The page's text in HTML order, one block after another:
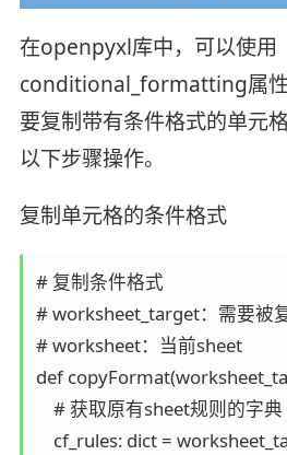
在openpyxl库中，可以使用
conditional_formatting属性
要复制带有条件格式的单元
以下步骤操作。
复制单元格的条件格式
# 复制条件格式
# worksheet_target：需要被
# worksheet：当前sheet
def
    # 获取原有sheet规则的字典
cf_rules: dict =